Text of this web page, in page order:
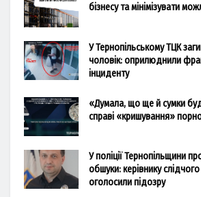
бізнесу та мінімізувати
У Тернопільському ТЦК
чоловік: оприлюднили
інциденту
«Думала, що ще й сумки
справі «кришування»
У поліції Тернопільщини
обшуки: керівнику
оголосили підозру